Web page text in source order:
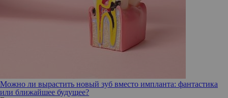
Можно ли вырастить новый зуб вместо импланта: фантастика
или ближайшее будущее?